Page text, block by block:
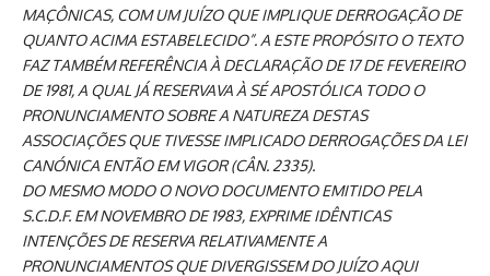
MAÇÔNICAS, COM UM JUÍZO QUE IMPLIQUE DERROGAÇÃO DE
QUANTO ACIMA ESTABELECIDO”. A ESTE PROPÓSITO O TEXTO
FAZ TAMBÉM REFERÊNCIA À DECLARAÇÃO DE 17 DE FEVEREIRO
DE 1981, A QUAL JÁ RESERVAVA À SÉ APOSTÓLICA TODO O
PRONUNCIAMENTO SOBRE A NATUREZA DESTAS
ASSOCIAÇÕES QUE TIVESSE IMPLICADO DERROGAÇÕES DA LEI
CANÓNICA ENTÃO EM VIGOR (CÂN. 2335).
DO MESMO MODO O NOVO DOCUMENTO EMITIDO PELA
S.C.D.F. EM NOVEMBRO DE 1983, EXPRIME IDÊNTICAS
INTENÇÕES DE RESERVA RELATIVAMENTE A
PRONUNCIAMENTOS QUE DIVERGISSEM DO JUÍZO AQUI